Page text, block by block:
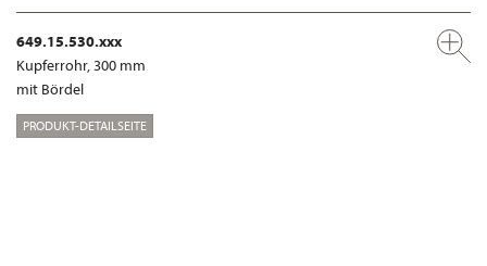
649.15.530.xxx
Kupferrohr, 300 mm
mit Bördel
PRODUKT-DETAILSEITE